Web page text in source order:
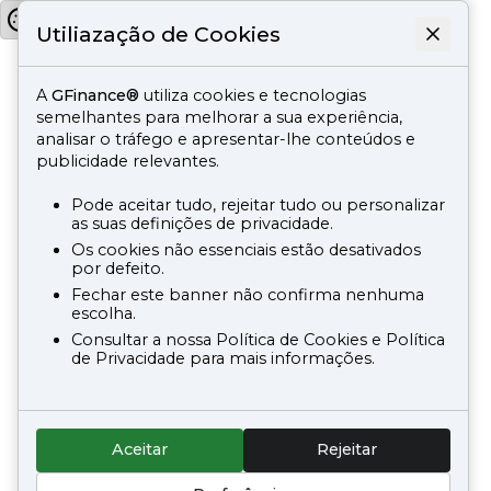
Utiliazação de Cookies
AGFinance® utiliza cookies e tecnologias
semelhantes para melhorar a sua experiência,
analisar o tráfego e apresentar-lhe conteúdos e
publicidade relevantes.
Pode aceitar tudo, rejeitar tudo ou personalizar
as suas definições de privacidade.
Os cookies não essenciais estão desativados
por defeito.
Fechar este banner não confirma nenhuma
escolha.
Consultar a nossa Política de Cookies e Política
de Privacidade para mais informações.
Aceitar Rejeitar